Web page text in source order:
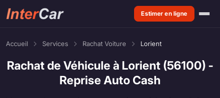
Estimer en ligne
Accueil Services Rachat Voiture Lorient
Rachat de Véhicule à Lorient (56100) -
Reprise Auto Cash